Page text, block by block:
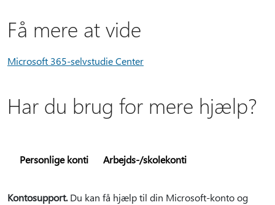
Få mere at vide
Microsoft 365-selvstudie Center
Har du brug for mere hjælp?
Personlige konti Arbejds-/skolekonti
Kontosupport.Du kan få hjælp til din Microsoft-konto og